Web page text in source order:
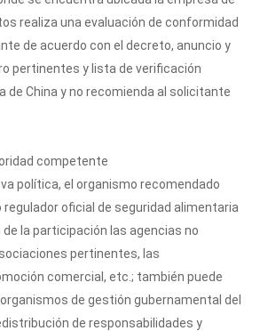
realiza una evaluación de conformidad
de acuerdo con el decreto, anuncio y
pertinentes y lista de verificación
de China y no recomienda al solicitante
competente
política, el organismo recomendado
oficial de seguridad alimentaria
de la participación las agencias no
pertinentes, las
comercial, etc.; también puede
de gestión gubernamental del
de responsabilidades y